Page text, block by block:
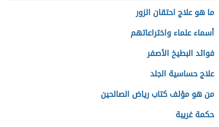
ما هو علاج احتقان الزور
أسماء علماء واختراعاتهم
فوائد البطيخ الأصفر
علاج حساسية الجلد
من هو مؤلف كتاب رياض الصالحين
حكمة غريبة